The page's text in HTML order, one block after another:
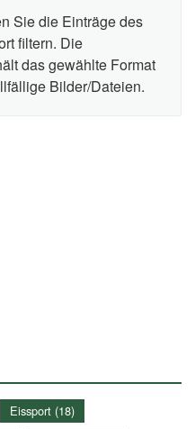
Sie die Einträge des
filtern. Die
das gewählte Format
Bilder/Dateien.
Eissport (18)